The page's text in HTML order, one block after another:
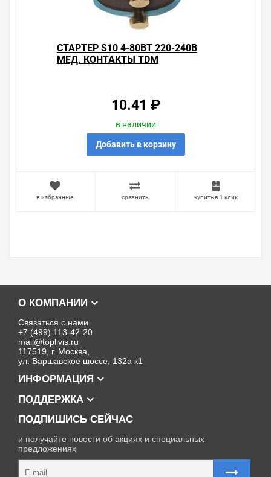
СТАРТЕР S10 4-80ВТ 220-240В
МЕД. КОНТАКТЫ TDM
10.41 ₽
в наличии
Добавить в корзину
в избранные сравнить купить в 1 клик
О КОМПАНИИ
Связаться с нами
+7 (499) 113-42-20
mail@toplivis.ru
117519, г. Москва,
ул. Варшавское шоссе, 132а к1
ИНФОРМАЦИЯ
ПОДДЕРЖКА
ПОДПИШИСЬ СЕЙЧАС
и получайте новости об акциях и специальных
предложениях